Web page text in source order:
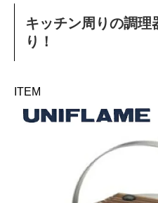
キッチン周りの調理
り！
ITEM